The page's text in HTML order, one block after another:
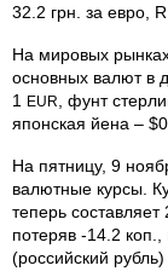
32.2 грн. за евро,
На мировых
основных валют в
1 EUR , фунт
японская йена –
На пятницу, 9
валютные курсы.
теперь составляет
потеряв -14.2
(российский